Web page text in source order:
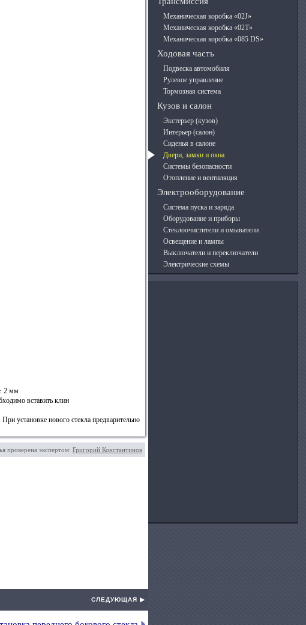
2 мм
вставить клин
установке нового стекла предварительно
проверена экспертом: Григорий Константинов
СЛЕДУЮЩАЯ ▶
Механическая коробка «02J»
Механическая коробка «02T»
Механическая коробка «085 DS»
Ходовая часть
Подвеска автомобиля
Рулевое управление
Тормозная система
Кузов и салон
Экстерьер (кузов)
Интерьер (салон)
Сиденья в салоне
Двери, замки и окна
Системы безопасности
Отопление и вентиляция
Электрооборудование
Система пуска и заряда
Оборудование и приборы
Стеклоочистители и омыватели
Освещение и лампы
Выключатели и переключатели
Электрические схемы